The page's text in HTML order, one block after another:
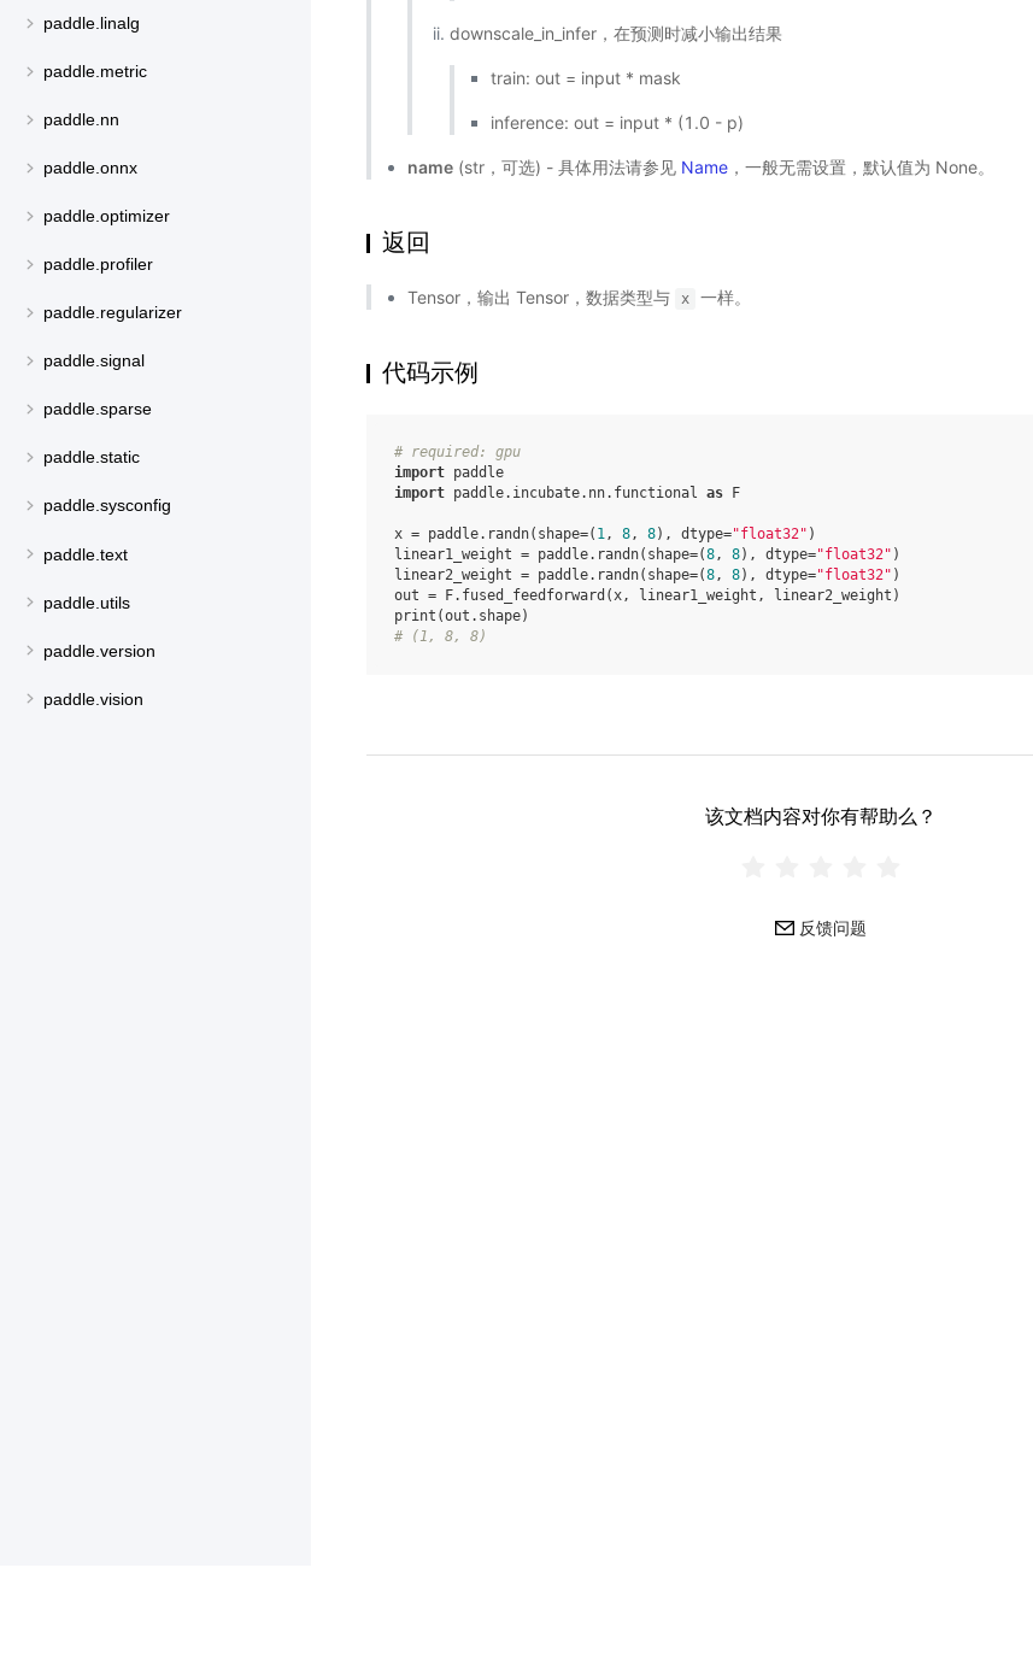
paddle.linalg
paddle.metric
paddle.nn
paddle.onnx
paddle.optimizer
paddle.profiler
paddle.regularizer
paddle.signal
paddle.sparse
paddle.static
paddle.sysconfig
paddle.text
paddle.utils
paddle.version
paddle.vision
downscale_in_infer，在预测时减小输出结果
train: out = input * mask
inference: out = input * (1.0 - p)
name (str，可选) - 具体用法请参见 Name ，一般无需设置，默认值为 None。
返回
Tensor，输出 Tensor，数据类型与 x 一样。
代码示例
# required: gpu
import paddle
import paddle.incubate.nn.functional as F
x = paddle. randn( shape=( 1, 8, 8), dtype="float32" )
linear1_weight = paddle. randn( shape=(8, 8), dtype="float32" )
linear2_weight = paddle. randn( shape=(8, 8), dtype="float32" )
out = F. fused_feedforward (x, linear1_weight , linear2_weight )
print (out . shape)
# (1, 8, 8)
该文档内容对你有帮助么？
反馈问题